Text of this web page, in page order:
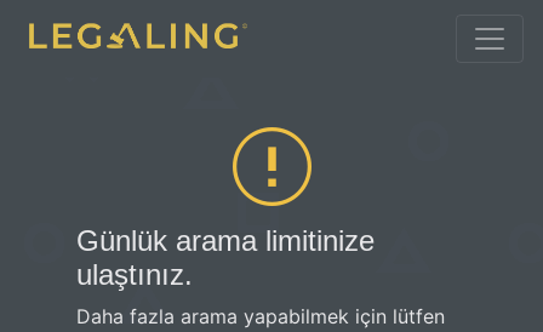
Günlük arama limitinize
ulaştınız.
Daha fazla arama yapabilmek için lütfen